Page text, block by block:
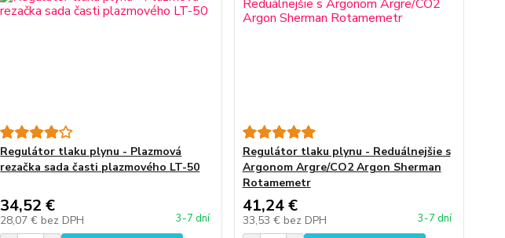
Regulátor tlaku plynu - Plazmová
rezačka sada časti plazmového LT-50
34,52 €
28,07 € bez DPH 3-7 dní
Regulátor tlaku plynu - Reduálnejšie s
Argonom Argre/CO2 Argon Sherman
Rotamemetr
41,24 €
33,53 € bez DPH 3-7 dní